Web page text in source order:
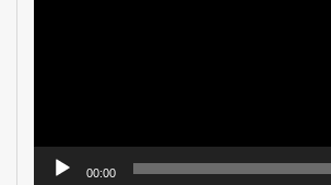
00:00